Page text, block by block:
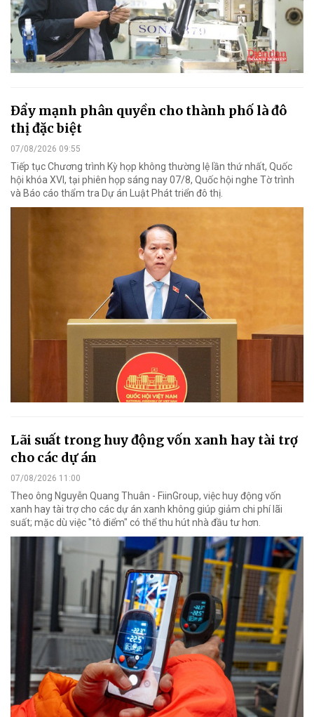
Đẩy mạnh phân quyền cho thành phố là đô
thị đặc biệt
07/08/2026 09:55
Tiếp tục Chương trình Kỳ họp không thường lệ lần thứ nhất, Quốc
hội khóa XVI, tại phiên họp sáng nay 07/8, Quốc hội nghe Tờ trình
và Báo cáo thẩm tra Dự án Luật Phát triển đô thị.
Lãi suất trong huy động vốn xanh hay tài trợ
cho các dự án
07/08/2026 11:00
Theo ông Nguyễn Quang Thuân - FiinGroup, việc huy động vốn
xanh hay tài trợ cho các dự án xanh không giúp giảm chi phí lãi
suất; mặc dù việc "tô điểm" có thể thu hút nhà đầu tư hơn.